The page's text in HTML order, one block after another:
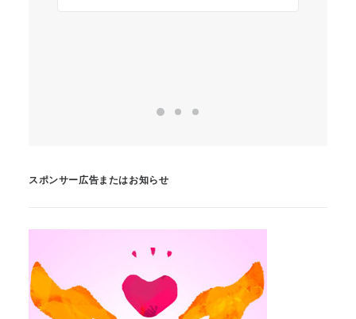
スポンサー広告またはお知らせ